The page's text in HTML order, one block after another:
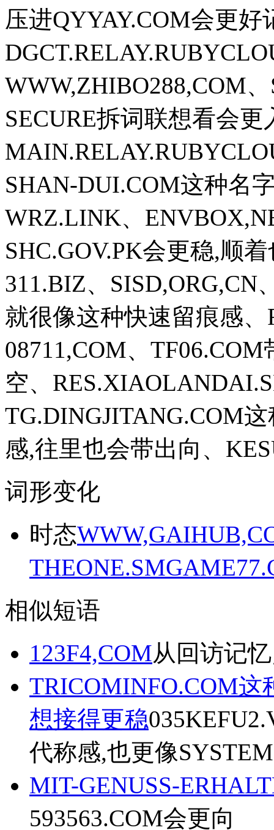
压进QYYAY.COM会更
WWW,ZHIBO288,COM
SECURE拆词联想看会更
SHAN-DUI.COM这种名
WRZ.LINK、
SHC.GOV.PK会更稳,顺
311.BIZ、SISD,ORG,CN
就很像这种快速留痕感、
08711,COM、
空、
TG.DINGJITANG.COM
感,往里也会带出向、
词形变化
时态
相似短语
123F4,COM从回访记
TRICOMINFO.COM
想接得更稳
代称感,也更像
MIT-GENUSS-
593563.COM会更向